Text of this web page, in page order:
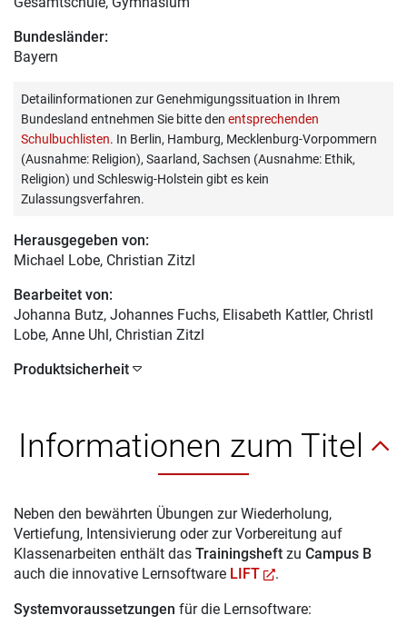
Bundesländer:
Bayern
Detailinformationen zur Genehmigungssituation in Ihrem
Bundesland entnehmen Sie bitte den entsprechenden
Schulbuchlisten. In Berlin, Hamburg, Mecklenburg-Vorpommern
(Ausnahme: Religion), Saarland, Sachsen (Ausnahme: Ethik,
Religion) und Schleswig-Holstein gibt es kein
Zulassungsverfahren.
Herausgegeben von:
Michael Lobe, Christian Zitzl
Bearbeitet von:
Johanna Butz, Johannes Fuchs, Elisabeth Kattler, Christl
Lobe, Anne Uhl, Christian Zitzl
Produktsicherheit
Informationen zum Titel
Neben den bewährten Übungen zur Wiederholung,
Vertiefung, Intensivierung oder zur Vorbereitung auf
Klassenarbeiten enthält das Trainingsheft zu Campus B
auch die innovative Lernsoftware LIFT .
Systemvoraussetzungen für die Lernsoftware: